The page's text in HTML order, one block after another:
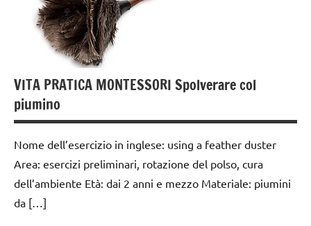
VITA
PRATICA
da 0
dai
3 ai
6
GUIDA
DIDATTICA
VITA PRATICA MONTESSORI Spolverare col
piumino
Nome dell’esercizio in inglese: using a feather duster
Area: esercizi preliminari, rotazione del polso, cura
dell’ambiente Età: dai 2 anni e mezzo Materiale: piumini
da […]